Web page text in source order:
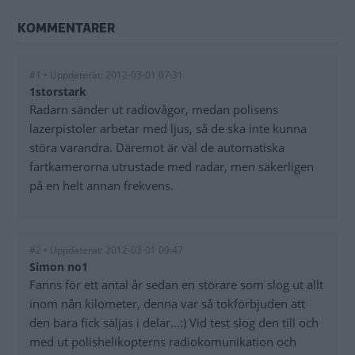
KOMMENTARER
#1 • Uppdaterat: 2012-03-01 07:31
1storstark
Radarn sänder ut radiovågor, medan polisens
lazerpistoler arbetar med ljus, så de ska inte kunna
störa varandra. Däremot är väl de automatiska
fartkamerorna utrustade med radar, men säkerligen
på en helt annan frekvens.
#2 • Uppdaterat: 2012-03-01 09:47
Simon no1
Fanns för ett antal år sedan en störare som slog ut allt
inom nån kilometer, denna var så tokförbjuden att
den bara fick säljas i delar...:) Vid test slog den till och
med ut polishelikopterns radiokomunikation och